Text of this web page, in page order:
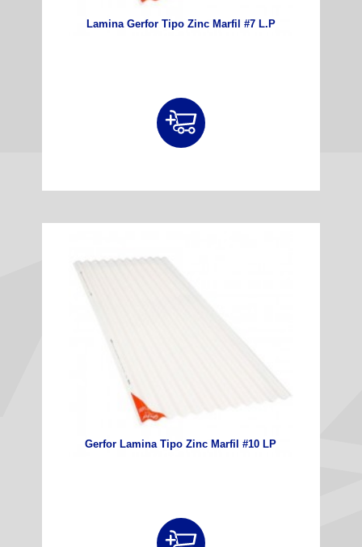
Lamina Gerfor Tipo Zinc Marfil #7 L.P
Gerfor Lamina Tipo Zinc Marfil #10 LP